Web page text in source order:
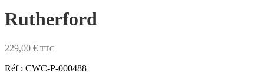
Rutherford
229,00 € TTC
Réf : CWC-P-000488